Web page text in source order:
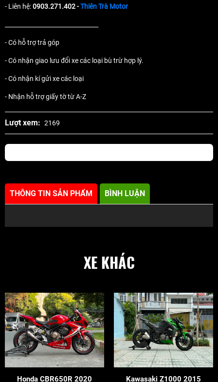
- Liên hệ:0903.271.402 -Thiên Trà Motor
- Có hỗ trợ trả góp
- Có nhận giao lưu đổi xe các loại bù trừ hợp lý.
- Có nhận kí gửi xe các loại
- Nhận hỗ trợ giấy tờ từ A-Z
Lượt xem: 2169
THÔNG TIN SẢN PHẨM BÌNH LUẬN
XE KHÁC
Honda CBR650R 2020 Kawasaki Z1000 2015